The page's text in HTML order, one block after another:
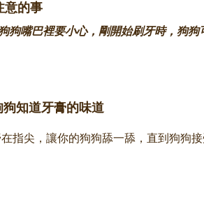
意的事
狗嘴巴裡要小心，剛開始刷牙時，狗
知道牙膏的味道
指尖，讓你的狗狗舔一舔，直到狗狗